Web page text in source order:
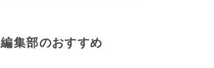
編集部のおすすめ